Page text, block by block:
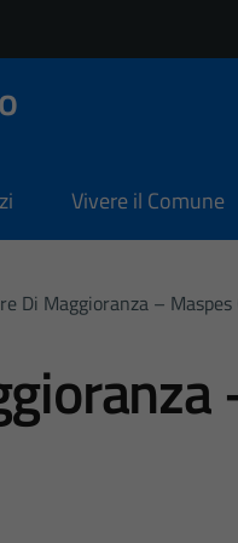
Vivere il Comune
Di Maggioranza –